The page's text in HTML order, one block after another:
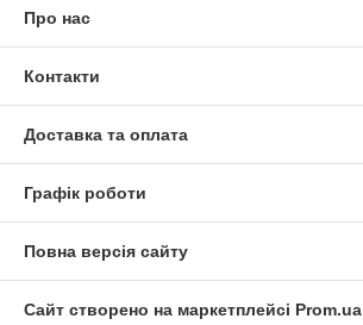
Про нас
Контакти
Доставка та оплата
Графік роботи
Повна версія сайту
Сайт створено на маркетплейсі Prom.ua